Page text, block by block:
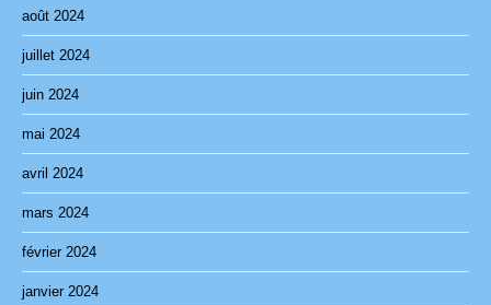
août 2024
juillet 2024
juin 2024
mai 2024
avril 2024
mars 2024
février 2024
janvier 2024